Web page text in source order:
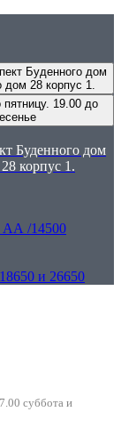
дом 28 корпус 1.
19.00 до
Буденного дом
корпус 1.
АА /14500
и 26650
суббота и